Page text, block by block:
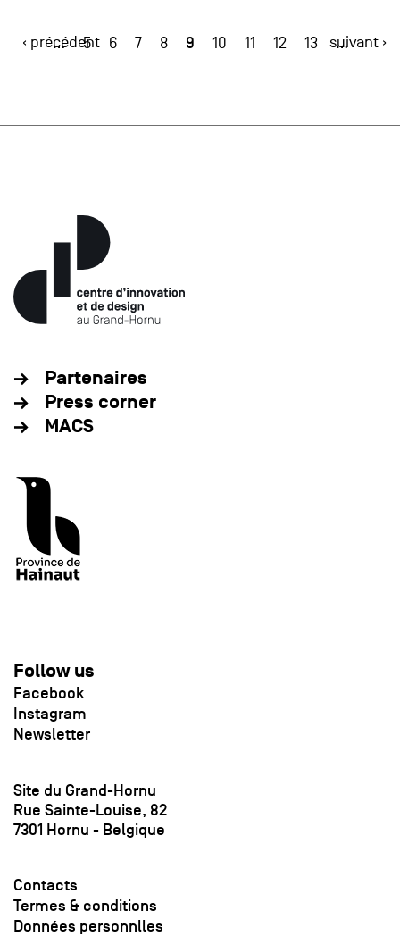
‹ précédent
… 5 6 7 8 9 10 11 12 13 …
suivant ›
Partenaires
Press corner
MACS
Follow us
Facebook
Instagram
Newsletter
Site du Grand-Hornu
Rue Sainte-Louise, 82
7301 Hornu - Belgique
Contacts
Termes & conditions
Données personnlles